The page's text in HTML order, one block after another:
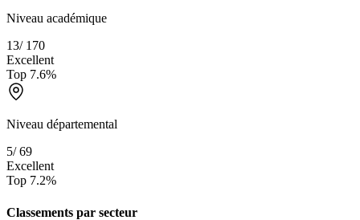
Niveau académique
13/ 170
Excellent
Top 7.6%
Niveau départemental
5/69
Excellent
Top 7.2%
Classements par secteur